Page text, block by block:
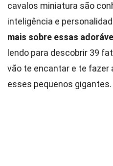
cavalos miniatura são
inteligência e
mais sobre essas
lendo para descobrir 39
vão te encantar e te fazer
esses pequenos gigantes.